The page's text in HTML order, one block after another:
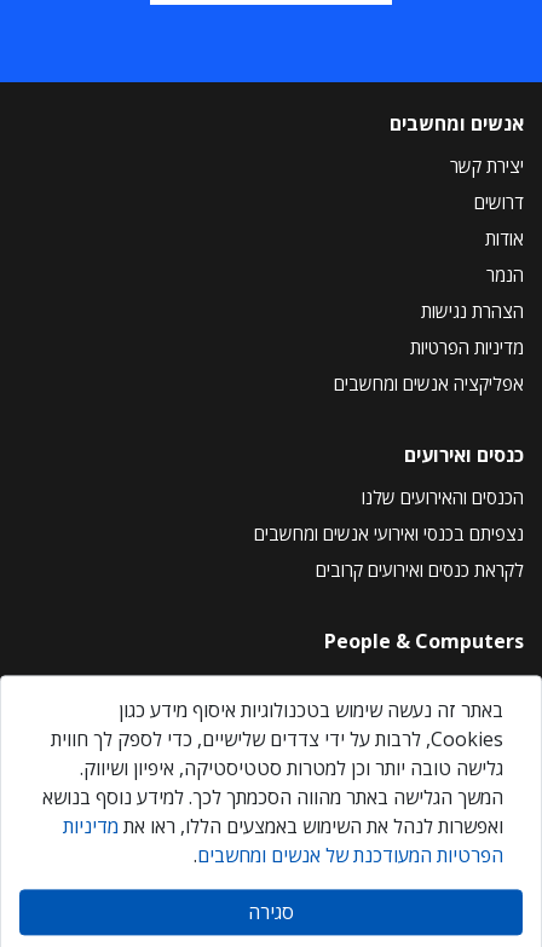
אנשים ומחשבים
יצירת קשר
דרושים
אודות
הנמר
הצהרת נגישות
מדיניות הפרטיות
אפליקציה אנשים ומחשבים
כנסים ואירועים
הכנסים והאירועים שלנו
נצפיתם בכנסי ואירועי אנשים ומחשבים
לקראת כנסים ואירועים קרובים
People & Computers
About Us
Privacy Policy
Contact Us
Our Events
אנשים ומחשבים © 2026 – כל הזכויות שמורות
באתר זה נעשה שימוש בטכנולוגיות איסוף מידע כגון
Cookies, לרבות על ידי צדדים שלישיים, כדי לספק לך חווית
גלישה טובה יותר וכן למטרות סטטיסטיקה, איפיון ושיווק.
המשך הגלישה באתר מהווה הסכמתך לכך. למידע נוסף בנושא
ואפשרות לנהל את השימוש באמצעים הללו, ראו את מדיניות
הפרטיות המעודכנת של אנשים ומחשבים.
סגירה